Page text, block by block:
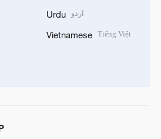
Urdu اردو
Vietnamese Tiếng Việt